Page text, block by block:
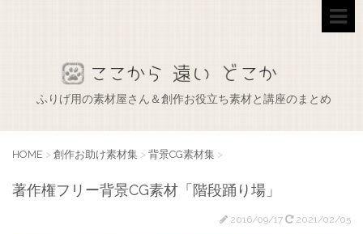
ふりげ用の素材屋さん＆創作お役立ち素材と講座のまとめ
HOME > 創作お助け素材集 > 背景CG素材集 >
著作権フリー背景CG素材「階段踊り場」
2016/09/17 2021/02/05